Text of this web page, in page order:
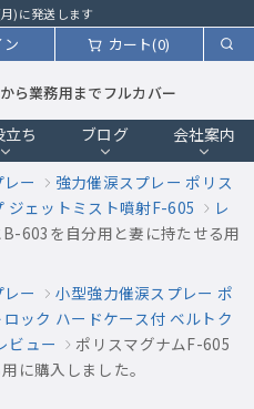
)に発送します
カート(0)
ン
ら業務用までフルカバー
立ち ブログ 会社案内
ー
強力催涙スプレー ポリス
ジェットミスト噴射F-605
レ
603を自分用と妻に持たせる用
ー
小型強力催涙スプレー ポ
ック ハードケース付 ベルトク
ビュー
ポリスマグナムF-605
に購入しました。